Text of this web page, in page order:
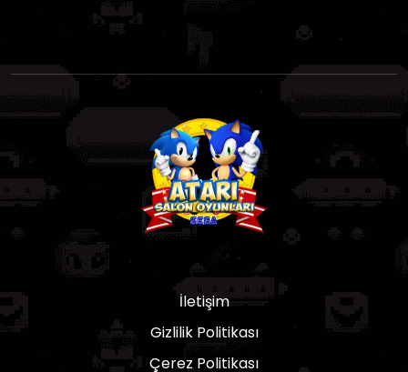
İletişim
Gizlilik Politikası
Çerez Politikası